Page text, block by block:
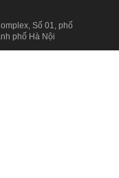
Số 01, phố
phố Hà Nội